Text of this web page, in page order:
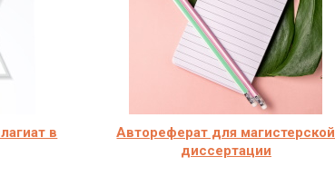
в
Автореферат для магистерской
диссертации